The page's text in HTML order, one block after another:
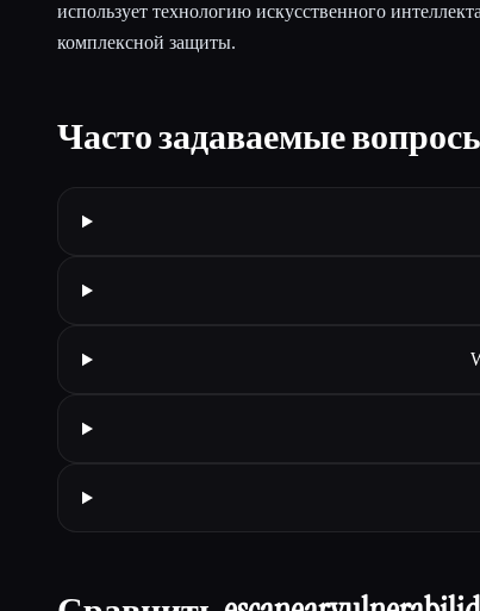
использует технологию искусственного
комплексной защиты.
Часто задаваемые